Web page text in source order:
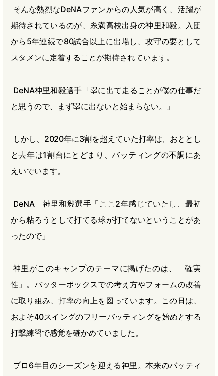
そんな熱烈なDeNAファンからの人気が高く、活躍が
期待されているのが、糸満高校出身の神里和毅。入団
から5年連続で80試合以上に出場し、攻守の要として
スタメンに定着することが期待されています。
DeNA神里和毅選手「塁に出て走ることが僕の仕事だ
と思うので、まず塁に出ないと始まらない。」
しかし、2020年に3割を超えていた打率は、おととし
と去年は1割台にとどまり、バッティングの不調にあ
えいでいます。
DeNA 神里和毅選手「ここ2年感じていたし、最初
から粘ろうとして打てる球が打てないということがあ
ったので」
神里がこのキャンプのテーマに掲げたのは、「確実
性」。バッターボックスでの考え方やフォームの改善
に取り組み、打率の向上を図っています。この日は、
およそ40スイングのフリーバッティングを始めとする
打撃練習で感覚を確かめていました。
プロ6年目のシーズンを迎える神里。本来のバッティ